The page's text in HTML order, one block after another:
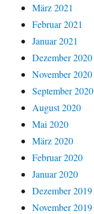
März 2021
Februar 2021
Januar 2021
Dezember 2020
November 2020
September 2020
August 2020
Mai 2020
März 2020
Februar 2020
Januar 2020
Dezember 2019
November 2019